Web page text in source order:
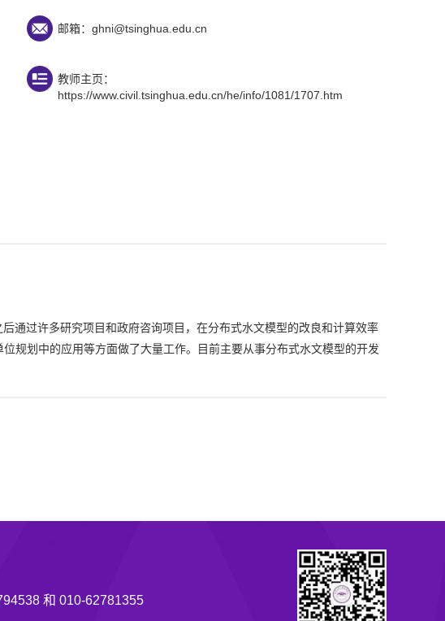
邮箱：ghni@tsinghua.edu.cn
教师主页：
https://www.civil.tsinghua.edu.cn/he/info/1081/1707.htm
通过许多研究项目和政府咨询项目，在分布式水文模型的改良和计算效率
规划中的应用等方面做了大量工作。目前主要从事分布式水文模型的开发
和 010-62781355